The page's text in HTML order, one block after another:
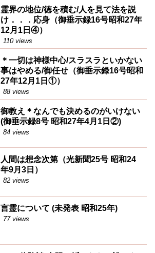
霊界の地位/徳を積む/人を見て法を説
け．．．応身（御垂示録16号昭和27年
12月1日④）
110 views
＊一切は神様中心/スラスラといかない
事はやめる/御任せ（御垂示録16号昭和
27年12月1日①）
88 views
御教え＊なんでも決めるのがいけない
(御垂示録8号 昭和27年4月1日②)
84 views
人間は想念次第（光新聞25号 昭和24
年9月3日）
82 views
言霊について (未発表 昭和25年)
77 views